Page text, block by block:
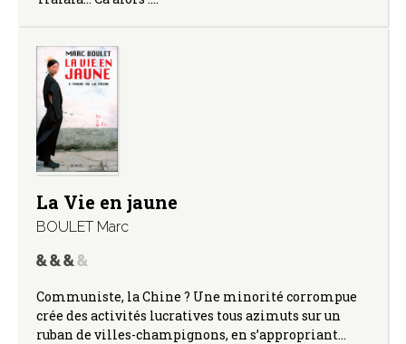
La Vie en jaune
BOULET Marc
Communiste, la Chine ? Une minorité corrompue
crée des activités lucratives tous azimuts sur un
ruban de villes-champignons, en s’appropriant…